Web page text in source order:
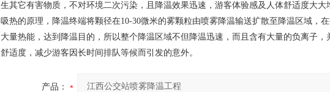
生其它有害物质，不对环境二次污染，且降温效果迅速，游客体验感及人体舒适度大
吸热的原理，降温终端将颗径在10-30微米的雾颗粒由喷雾降温输送扩散至降温区域，
大量热能，达到降温目的，所以整个降温区域不但降温迅速，而且含有大量的负离子
舒适度，减少游客因长时间排队等候而引发的意外。
产品：